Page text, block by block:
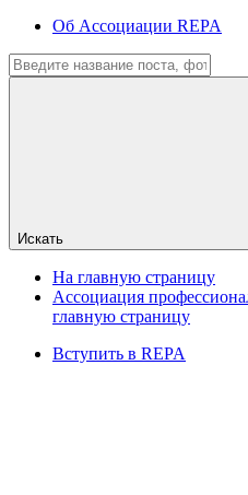
Об Ассоциации REPA
Искать
На главную страницу
Ассоциация
главную страницу
Вступить в REPA